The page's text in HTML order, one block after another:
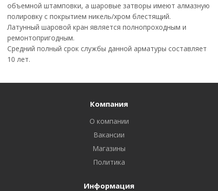
объемной штамповки, а шаровые затворы имеют алмазную
полировку с покрытием никель/хром блестящий.
Латунный шаровой кран является полнопроходным и
ремонтопригодным.
Средний полный срок службы данной арматуры составляет
10 лет.
Компания
О компании
Вакансии
Магазины
Политика
Информация